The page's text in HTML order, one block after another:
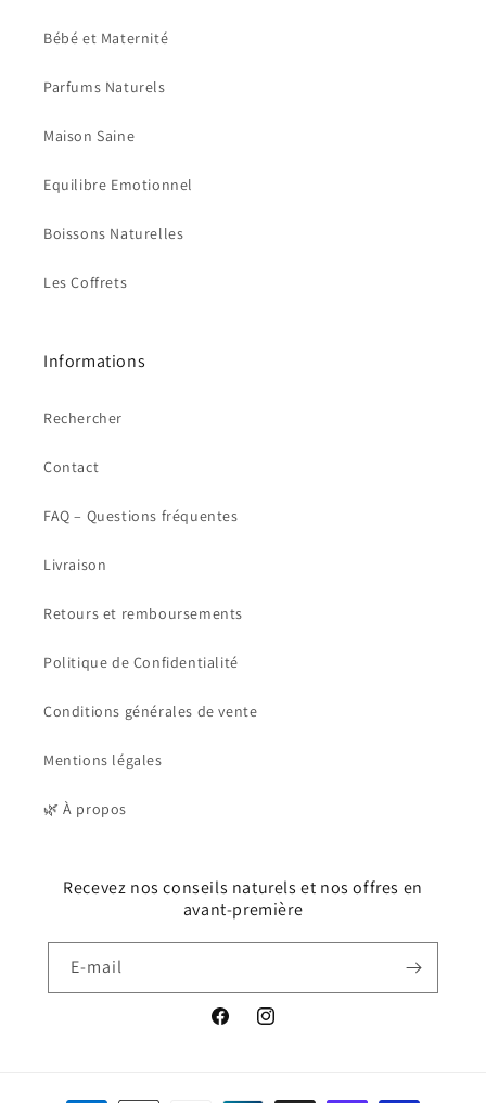
Bébé et Maternité
Parfums Naturels
Maison Saine
Equilibre Emotionnel
Boissons Naturelles
Les Coffrets
Informations
Rechercher
Contact
FAQ – Questions fréquentes
Livraison
Retours et remboursements
Politique de Confidentialité
Conditions générales de vente
Mentions légales
🌿 À propos
Recevez nos conseils naturels et nos offres en
avant-première
E-mail
FacebookInstagram